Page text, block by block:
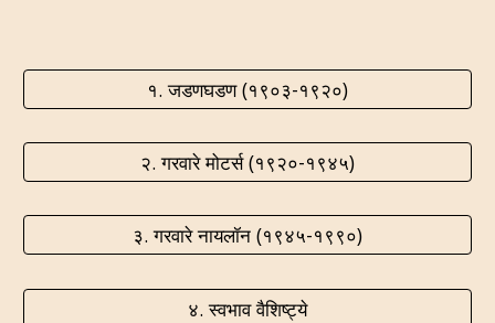
१. जडणघडण (१९०३-१९२०)
२. गरवारे मोटर्स (१९२०-१९४५)
३. गरवारे नायलॉन (१९४५-१९९०)
४. स्वभाव वैशिष्ट्ये